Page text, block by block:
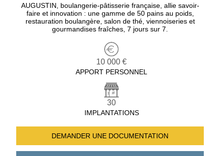
AUGUSTIN, boulangerie-pâtisserie française, allie savoir-
faire et innovation : une gamme de 50 pains au poids,
restauration boulangère, salon de thé, viennoiseries et
gourmandises fraîches, 7 jours sur 7.
10 000 €
APPORT PERSONNEL
30
IMPLANTATIONS
DEMANDER UNE DOCUMENTATION